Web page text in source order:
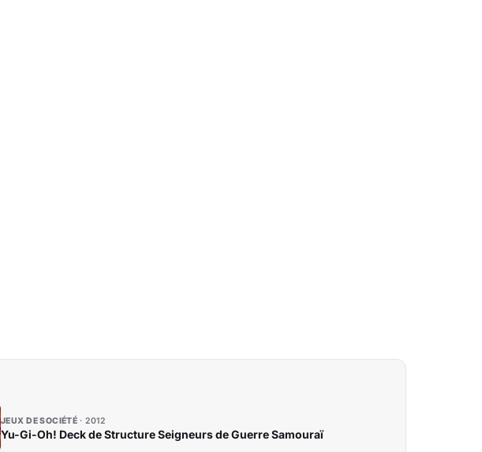
JEUX DE SOCIÉTÉ 2012
Yu-Gi-Oh! Deck de Structure Seigneurs de Guerre Samouraï